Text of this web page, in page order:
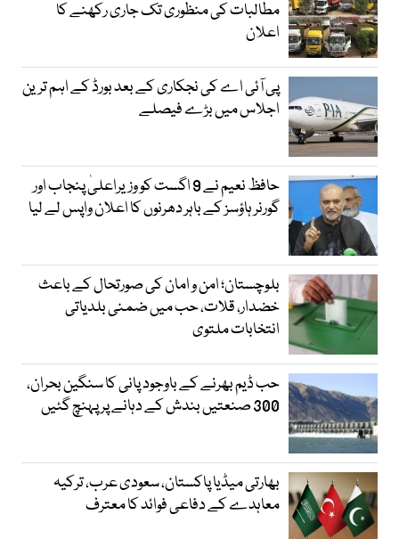
مطالبات کی منظوری تک جاری رکھنے کا
اعلان
پی آئی اے کی نجکاری کے بعد بورڈ کے اہم ترین
اجلاس میں بڑے فیصلے
حافظ نعیم نے 9 اگست کو وزیراعلیٰ پنجاب اور
گورنر ہاؤسز کے باہر دھرنوں کا اعلان واپس لے لیا
بلوچستان؛ امن و امان کی صورتحال کے باعث
خضدار، قلات، حب میں ضمنی بلدیاتی
انتخابات ملتوی
حب ڈیم بھرنے کے باوجود پانی کا سنگین بحران،
300 صنعتیں بندش کے دہانے پر پہنچ گئیں
بھارتی میڈیا پاکستان، سعودی عرب، ترکیہ
معاہدے کے دفاعی فوائد کا معترف